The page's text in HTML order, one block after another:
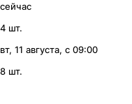
сейчас
4 шт.
вт, 11 августа, с 09:00
8 шт.